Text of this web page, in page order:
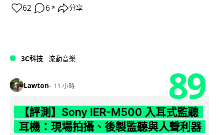
62 6 ↗ 分享
3C科技 流動音樂
Lawton 11 小時 89
【評測】Sony IER-M500 入耳式監聽
耳機：現場拍攝、後製監聽與人聲利器